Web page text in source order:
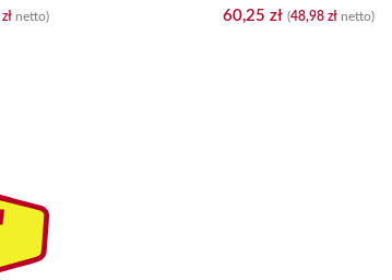
złnetto) 60,25 zł (48,98 zł netto)